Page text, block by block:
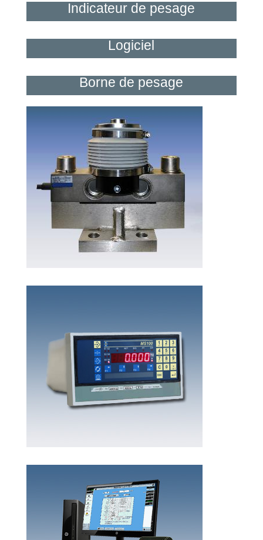
Indicateur de pesage
Logiciel
Borne de pesage